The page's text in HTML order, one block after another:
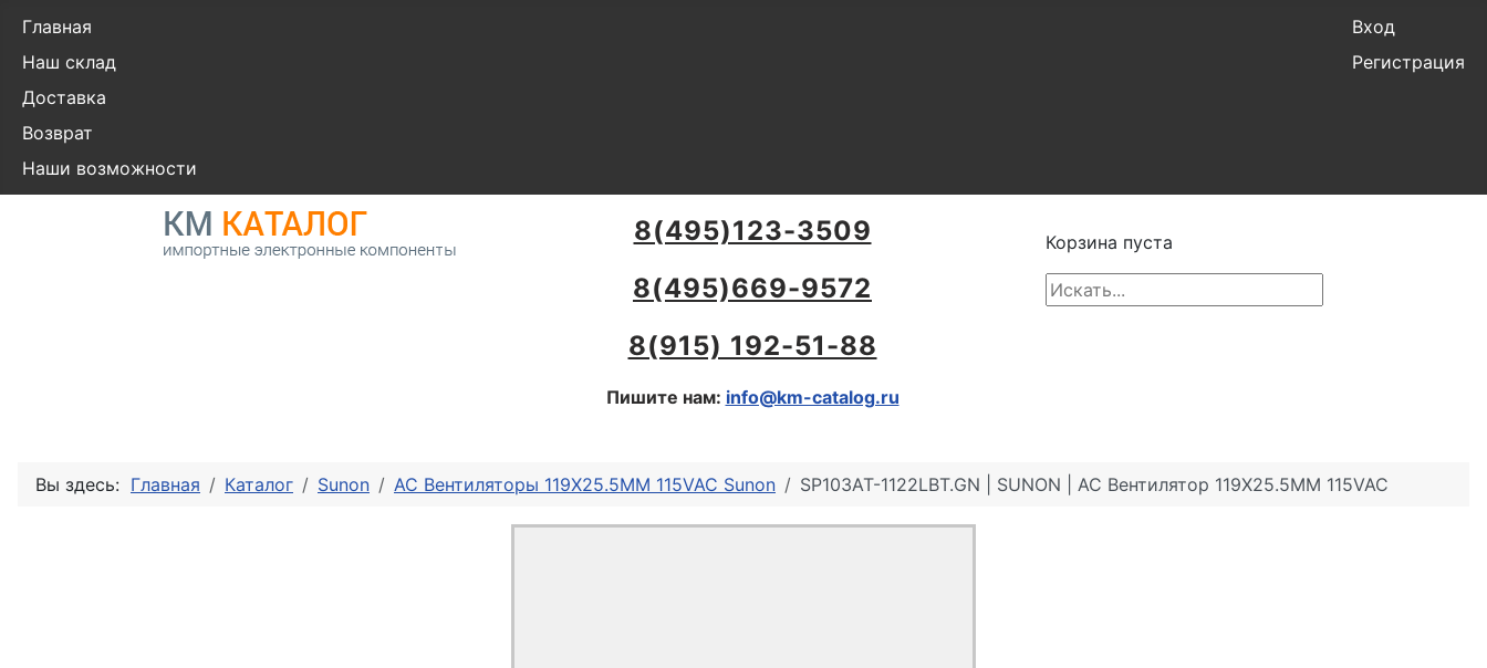
Главная
Наш склад
Доставка
Возврат
Наши возможности
Вход
Регистрация
8(495)123-3509
8(495)669-9572
8(915) 192-51-88
Пишите нам: info@km-catalog.ru
Корзина пуста
Вы здесь: Главная Каталог Sunon AC Вентиляторы 119X25.5MM 115VAC Sunon SP103AT-1122LBT.GN | SUNON | AC Вентилятор 119X25.5MM 115VAC